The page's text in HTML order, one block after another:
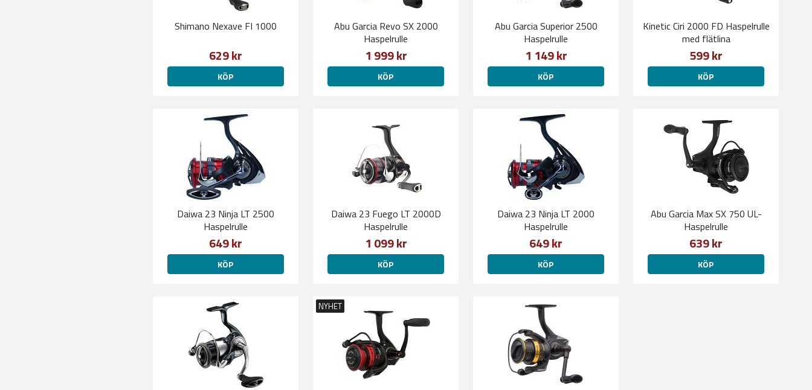
Shimano Nexave FI 1000
629 kr
KÖP
Abu Garcia Revo SX 2000
Haspelrulle
1 999 kr
KÖP
Abu Garcia Superior 2500
Haspelrulle
1 149 kr
KÖP
Kinetic Ciri 2000 FD Haspelrulle
med flätlina
599 kr
KÖP
Daiwa 23 Ninja LT 2500
Haspelrulle
649 kr
KÖP
Daiwa 23 Fuego LT 2000D
Haspelrulle
1 099 kr
KÖP
Daiwa 23 Ninja LT 2000
Haspelrulle
649 kr
KÖP
Abu Garcia Max SX 750 UL-
Haspelrulle
639 kr
KÖP
NYHET